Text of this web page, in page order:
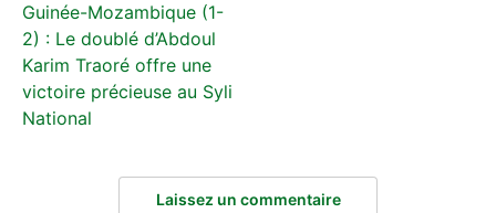
Guinée-Mozambique (1-
2) : Le doublé d’Abdoul
Karim Traoré offre une
victoire précieuse au Syli
National
Laissez un commentaire